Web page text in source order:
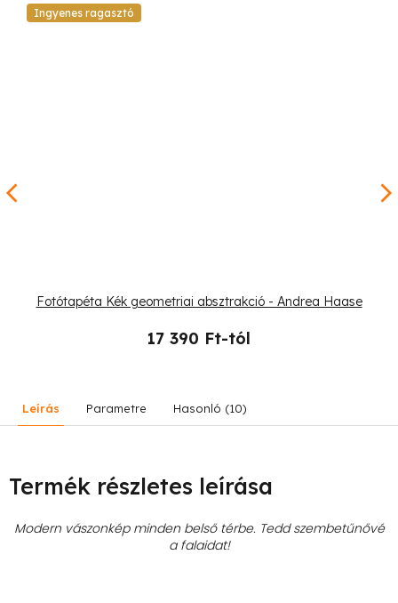
Ingyenes ragasztó
Fotótapéta Kék geometriai absztrakció - Andrea Haase
17 390 Ft-tól
Leírás Parametre Hasonló (10)
Termék részletes leírása
Modern vászonkép minden belső térbe. Tedd szembetűnővé
a falaidat!